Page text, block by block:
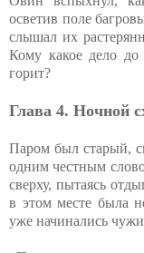
осветив поле
слышал их
Кому какое дело до
горит?
Глава 4. Ночной
Паром был старый,
одним честным
сверху, пытаясь
в этом месте была
уже начинались